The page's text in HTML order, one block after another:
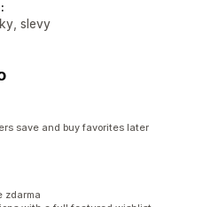
slevy
save and buy favorites later
zdarma